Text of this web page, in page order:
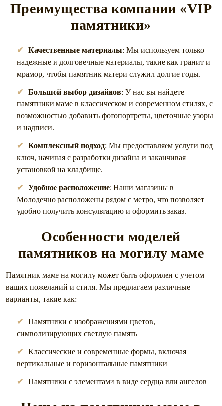
Преимущества компании «VIP
памятники»
Качественные материалы: Мы используем только
надежные и долговечные материалы, такие как гранит и
мрамор, чтобы памятник матери служил долгие годы.
Большой выбор дизайнов: У нас вы найдете
памятники маме в классическом и современном стилях, с
возможностью добавить фотопортреты, цветочные узоры
и надписи.
Комплексный подход: Мы предоставляем услуги под
ключ, начиная с разработки дизайна и заканчивая
установкой на кладбище.
Удобное расположение: Наши магазины в
Молодечно расположены рядом с метро, что позволяет
удобно получить консультацию и оформить заказ.
Особенности моделей
памятников на могилу маме
Памятник маме на могилу может быть оформлен с учетом
ваших пожеланий и стиля. Мы предлагаем различные
варианты, такие как:
Памятники с изображениями цветов,
символизирующих светлую память
Классические и современные формы, включая
вертикальные и горизонтальные памятники
Памятники с элементами в виде сердца или ангелов